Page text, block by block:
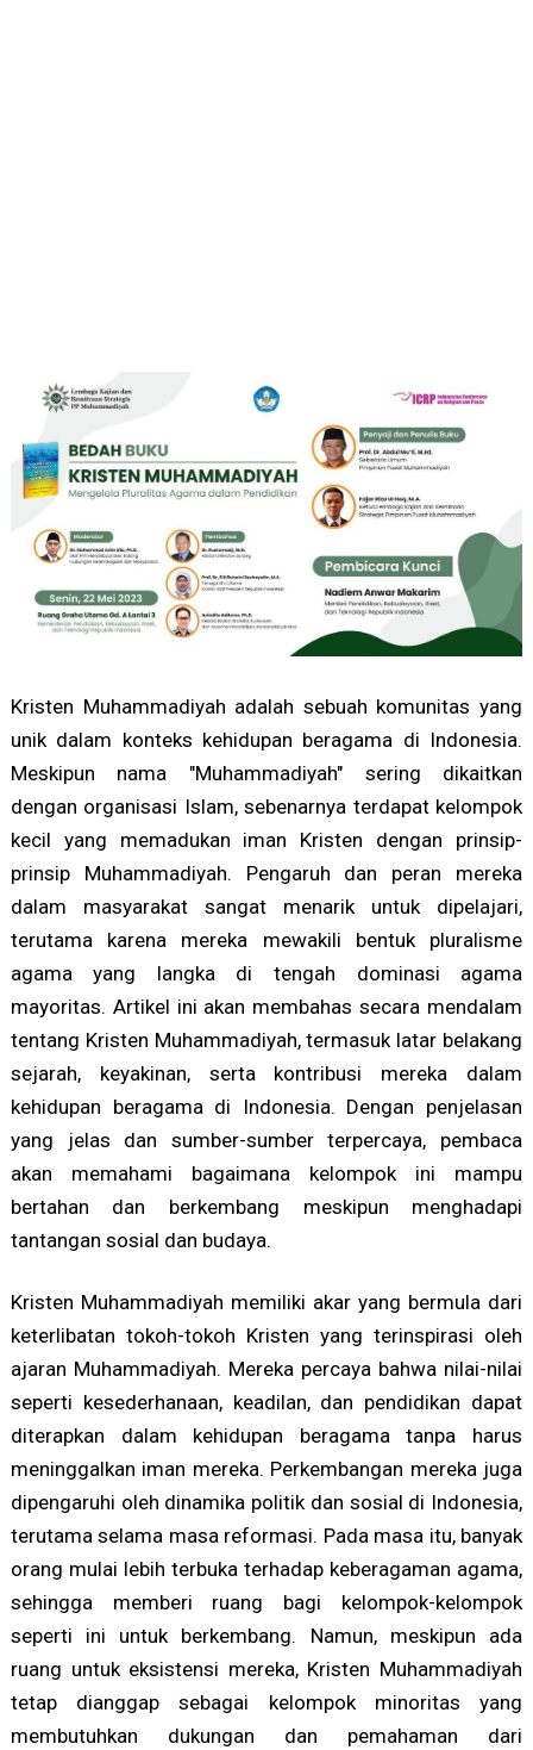
Kristen Muhammadiyah adalah sebuah komunitas yang
unik dalam konteks kehidupan beragama di Indonesia.
Meskipun nama "Muhammadiyah" sering dikaitkan
dengan organisasi Islam, sebenarnya terdapat kelompok
kecil yang memadukan iman Kristen dengan prinsip-
prinsip Muhammadiyah. Pengaruh dan peran mereka
dalam masyarakat sangat menarik untuk dipelajari,
terutama karena mereka mewakili bentuk pluralisme
agama yang langka di tengah dominasi agama
mayoritas. Artikel ini akan membahas secara mendalam
tentang Kristen Muhammadiyah, termasuk latar belakang
sejarah, keyakinan, serta kontribusi mereka dalam
kehidupan beragama di Indonesia. Dengan penjelasan
yang jelas dan sumber-sumber terpercaya, pembaca
akan memahami bagaimana kelompok ini mampu
bertahan dan berkembang meskipun menghadapi
tantangan sosial dan budaya.
Kristen Muhammadiyah memiliki akar yang bermula dari
keterlibatan tokoh-tokoh Kristen yang terinspirasi oleh
ajaran Muhammadiyah. Mereka percaya bahwa nilai-nilai
seperti kesederhanaan, keadilan, dan pendidikan dapat
diterapkan dalam kehidupan beragama tanpa harus
meninggalkan iman mereka. Perkembangan mereka juga
dipengaruhi oleh dinamika politik dan sosial di Indonesia,
terutama selama masa reformasi. Pada masa itu, banyak
orang mulai lebih terbuka terhadap keberagaman agama,
sehingga memberi ruang bagi kelompok-kelompok
seperti ini untuk berkembang. Namun, meskipun ada
ruang untuk eksistensi mereka, Kristen Muhammadiyah
tetap dianggap sebagai kelompok minoritas yang
membutuhkan dukungan dan pemahaman dari